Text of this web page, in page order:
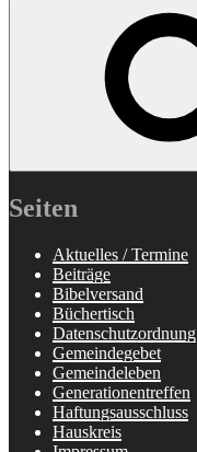
Seiten
Aktuelles / Termine
Beiträge
Bibelversand
Büchertisch
Datenschutzordnung
Gemeindegebet
Gemeindeleben
Generationentreffen
Haftungsausschluss
Hauskreis